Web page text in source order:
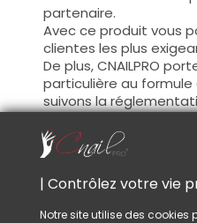
partenaire.
Avec ce produit vous
clientes les plus
De plus, CNAILPRO
particulière au
suivons la
garantissons la
Ceci pour garantir une
optimale.
| Contrôlez votre vie
Notre site utilise des cookies